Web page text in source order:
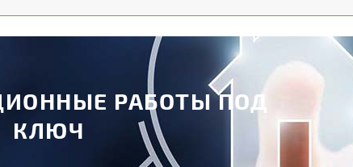
РАБОТЫ ПОД
КЛЮЧ